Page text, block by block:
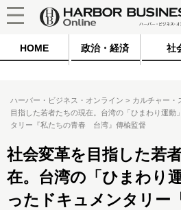
HOME 政治・経済 社
ハーバー・ビジネス・オンライン カルチャー・
目指した若者たちの現在。台湾の「ひまわり運動
タリー『私たちの青春 台湾』傳楡監督
社会変革を目指した若
在。台湾の「ひまわり
ったドキュメンタリー